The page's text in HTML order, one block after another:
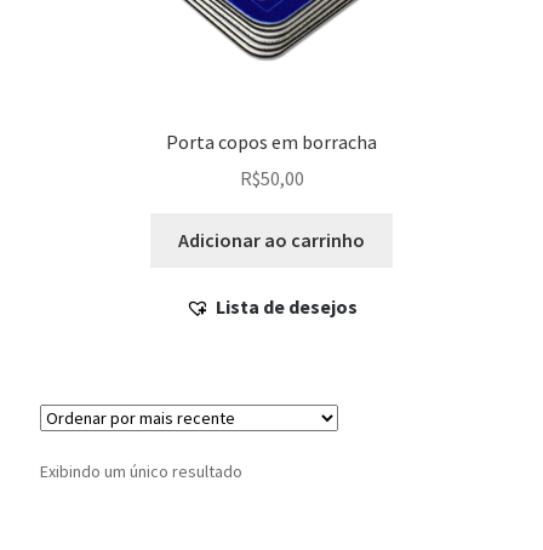
Porta copos em borracha
R$50,00
Adicionar ao carrinho
Lista de desejos
Exibindo um único resultado